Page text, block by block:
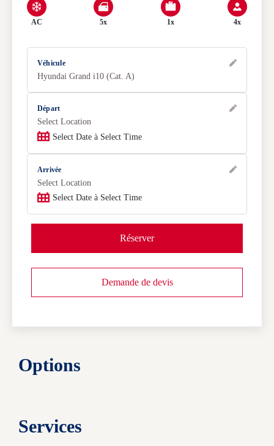
Options
Services
AC 5x 1x 4x
Véhicule
Hyundai Grand i10 (Cat. A)
Départ
Select Location
Select Date à Select Time
Arrivée
Select Location
Select Date à Select Time
Réserver
Demande de devis